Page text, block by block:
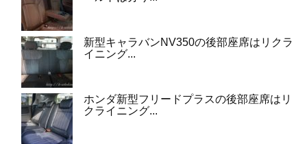
新型キャラバンNV350の後部座席はリクラ
イニング...
ホンダ新型フリードプラスの後部座席はリ
クライニング...